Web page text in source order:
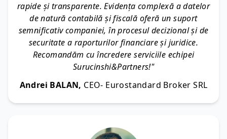
rapide și transparente. Evidența complexă a datelor
de natură contabilă și fiscală oferă un suport
semnificativ companiei, în procesul decizional și de
securitate a raporturilor financiare și juridice.
Recomandăm cu încredere serviciile echipei
Surucinshi&Partners!"
Andrei BALAN, CEO- Eurostandard Broker SRL